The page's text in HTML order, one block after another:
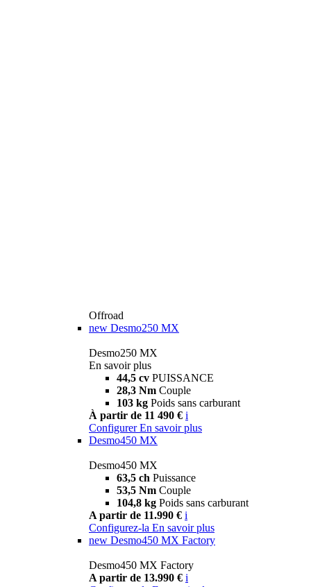
Offroad
new Desmo250 MX
Desmo250 MX
En savoir plus
44,5 cv PUISSANCE
28,3 Nm Couple
103 kg Poids sans carburant
À partir de 11 490 € i
Configurer En savoir plus
Desmo450 MX
Desmo450 MX
63,5 ch Puissance
53,5 Nm Couple
104,8 kg Poids sans carburant
A partir de 11.990 € i
Configurez-la En savoir plus
new Desmo450 MX Factory
Desmo450 MX Factory
A partir de 13.990 € i